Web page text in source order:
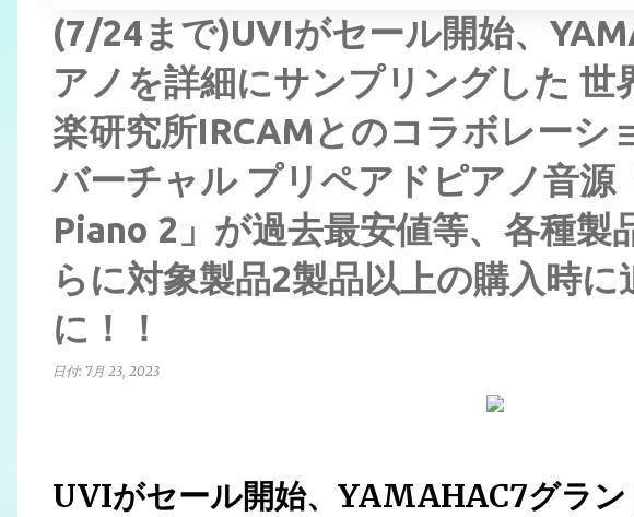
(7/24まで)UVIがセール開始、
アノを詳細にサンプリングした 世
楽研究所IRCAMとのコラボレーシ
バーチャル プリペアドピアノ音源
Piano 2」が過去最安値等、各種製
らに対象製品2製品以上の購入時に
に！！
日付: 7月 23, 2023
UVIがセール開始、YAMAHAC7グラ